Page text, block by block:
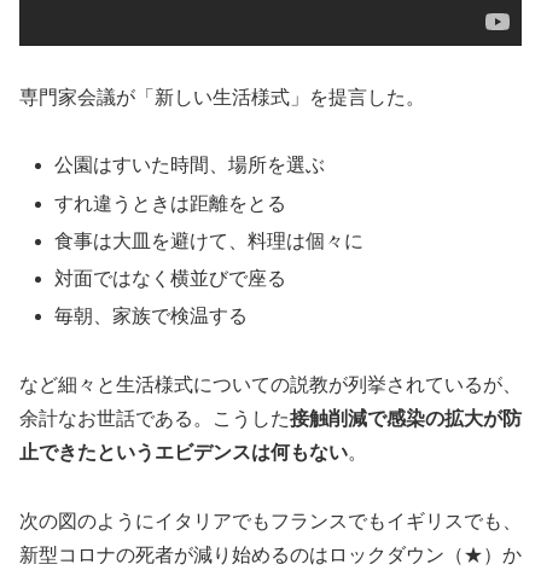
専門家会議が「新しい生活様式」を提言した。
公園はすいた時間、場所を選ぶ
すれ違うときは距離をとる
食事は大皿を避けて、料理は個々に
対面ではなく横並びで座る
毎朝、家族で検温する
など細々と生活様式についての説教が列挙されているが、
余計なお世話である。こうした接触削減で感染の拡大が防
止できたというエビデンスは何もない。
次の図のようにイタリアでもフランスでもイギリスでも、
新型コロナの死者が減り始めるのはロックダウン（★）か